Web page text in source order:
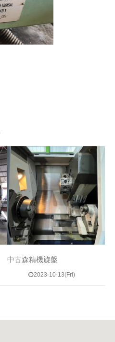
中古森精機旋盤
2023-10-13(Fri)